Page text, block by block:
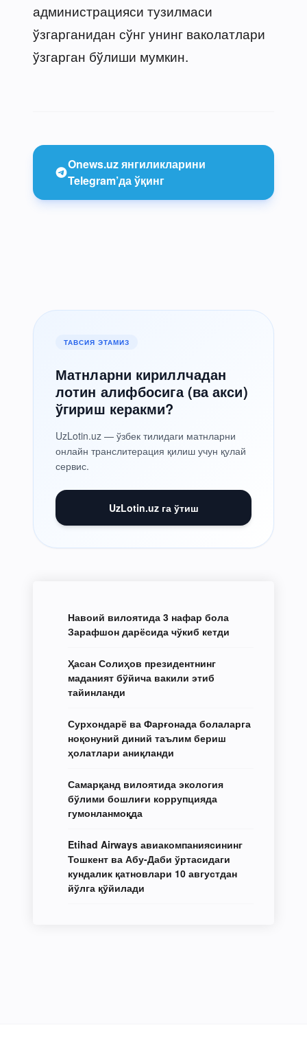
администрацияси тузилмаси
ўзгарганидан сўнг унинг ваколатлари
ўзгарган бўлиши мумкин.
Onews.uz янгиликларини
Telegram’да ўқинг
ТАВСИЯ ЭТАМИЗ
Матнларни кириллчадан
лотин алифбосига (ва акси)
ўгириш керакми?
UzLotin.uz — ўзбек тилидаги матнларни
онлайн транслитерация қилиш учун қулай
сервис.
UzLotin.uz га ўтиш
Навоий вилоятида 3 нафар бола
Зарафшон дарёсида чўкиб кетди
Ҳасан Солиҳов президентнинг
маданият бўйича вакили этиб
тайинланди
Сурхондарё ва Фарғонада болаларга
ноқонуний диний таълим бериш
ҳолатлари аниқланди
Самарқанд вилоятида экология
бўлими бошлиғи коррупцияда
гумонланмоқда
Etihad Airways авиакомпаниясининг
Тошкент ва Абу-Даби ўртасидаги
кундалик қатновлари 10 августдан
йўлга қўйилади